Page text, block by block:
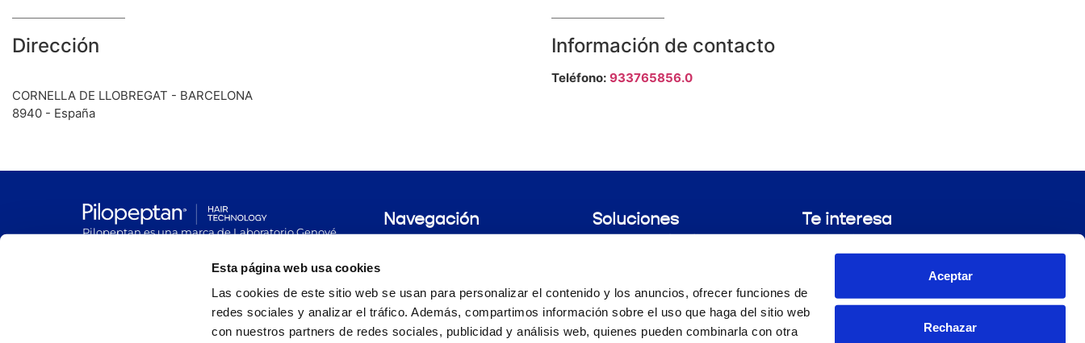
Esta página web usa cookies
Las cookies de este sitio web se usan para personalizar el contenido y los anuncios, ofrecer funciones de
redes sociales y analizar el tráfico. Además, compartimos información sobre el uso que haga del sitio web
con nuestros partners de redes sociales, publicidad y análisis web, quienes pueden combinarla con otra
Aceptar
Rechazar
Dirección
CORNELLA DE LLOBREGAT - BARCELONA
8940 - España
Información de contacto
Teléfono: 933765856.0
Pilopeptan es una marca de Laboratorio Genové.
Hospitalet de Llobregat, Barcelona (España)
Navegación
Nosotros
Encuentra tu farmacia
Prueba Pilopeptan
Soluciones
Uñas Quebradizas
Productos
Te interesa
Ciencia